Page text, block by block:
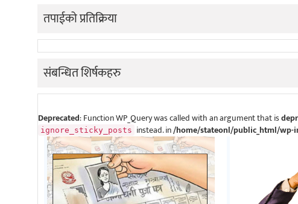
तपाईको प्रतिक्रिया
संबन्धित शिर्षकहरु
Deprecated: Function WP_Query was called with an argument that is
ignore_sticky_posts instead. in/home/stateonl/public_html/wp-